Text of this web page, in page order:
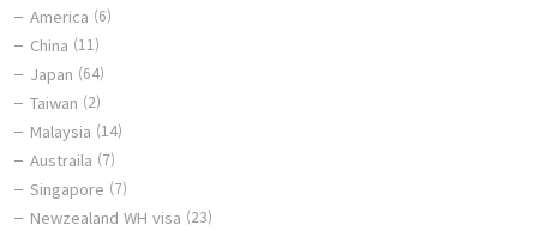
America (6)
China (11)
Japan (64)
Taiwan (2)
Malaysia (14)
Austraila (7)
Singapore (7)
Newzealand WH visa (23)